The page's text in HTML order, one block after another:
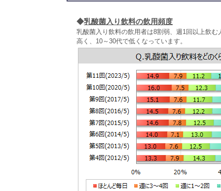
◆乳酸菌入り飲料の飲用頻度
乳酸菌入り飲料の飲用者は8割弱、週1回以上飲
高く、10～30代で低くなっています。